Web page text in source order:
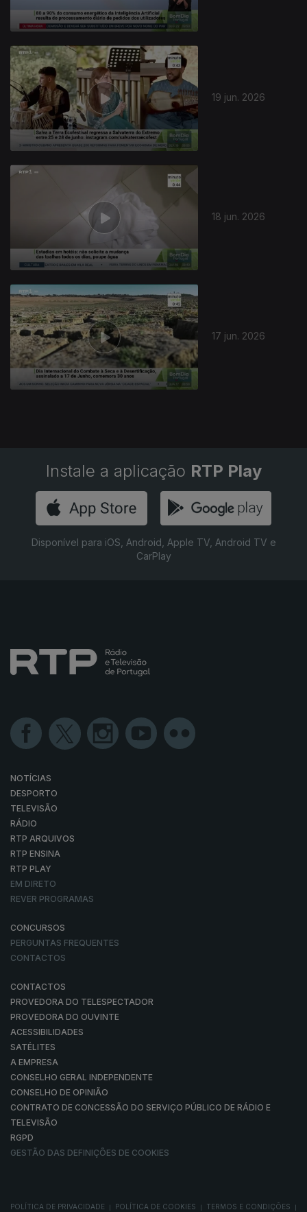
19 jun. 2026
18 jun. 2026
17 jun. 2026
936686
Instale a aplicação RTP Play
Disponível para iOS, Android, Apple TV, Android TV e
CarPlay
NOTÍCIAS
DESPORTO
TELEVISÃO
RÁDIO
RTP ARQUIVOS
RTP ENSINA
RTP PLAY
EM DIRETO
REVER PROGRAMAS
CONCURSOS
PERGUNTAS FREQUENTES
CONTACTOS
CONTACTOS
PROVEDORA DO TELESPECTADOR
PROVEDORA DO OUVINTE
ACESSIBILIDADES
SATÉLITES
A EMPRESA
CONSELHO GERAL INDEPENDENTE
CONSELHO DE OPINIÃO
CONTRATO DE CONCESSÃO DO SERVIÇO PÚBLICO DE RÁDIO E
TELEVISÃO
RGPD
GESTÃO DAS DEFINIÇÕES DE COOKIES
POLÍTICA DE PRIVACIDADE POLÍTICA DE COOKIES TERMOS E CONDIÇÕES